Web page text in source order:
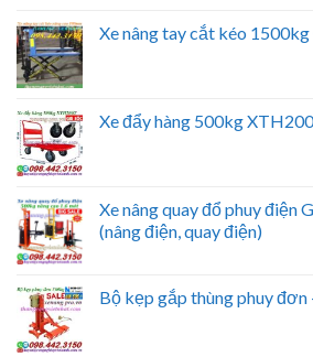
Xe nâng tay cắt kéo
Xe đẩy hàng 500kg
Xe nâng quay đổ phuy điện
(nâng điện, quay điện)
Bộ kẹp gắp thùng phuy đơn